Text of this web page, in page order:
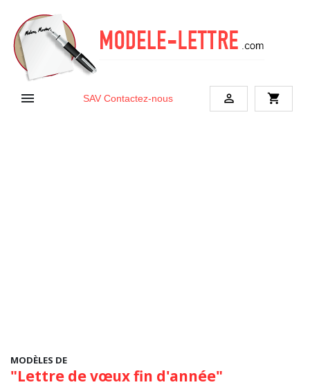
 SAV Contactez-nous  shopping_cart
MODÈLES DE
"Lettre de vœux fin d'année"